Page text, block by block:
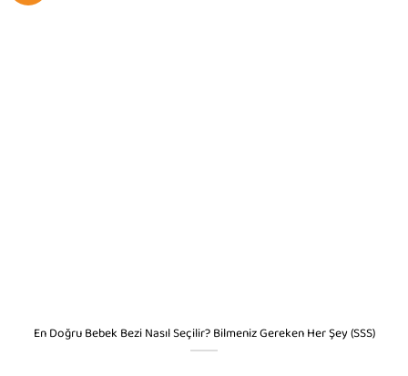
En Doğru Bebek Bezi Nasıl Seçilir? Bilmeniz Gereken Her Şey (SSS)